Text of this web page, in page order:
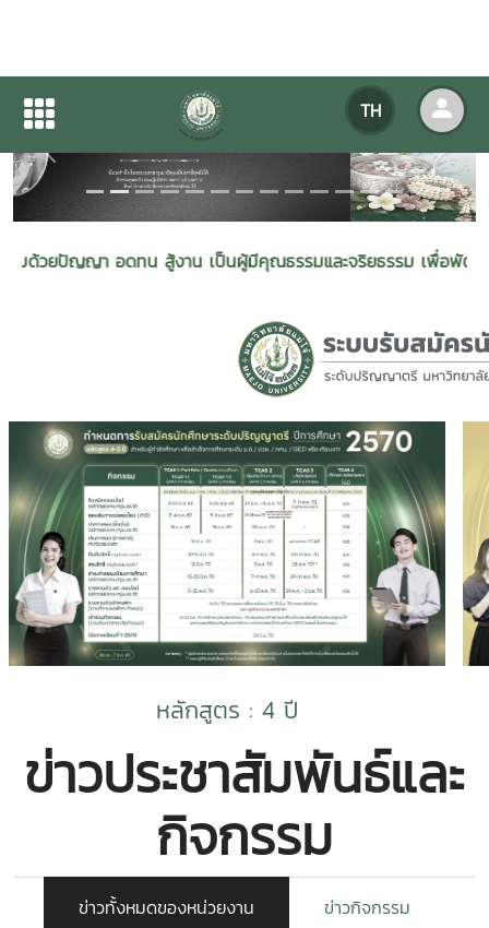
TH
Previous
Next
งาน เป็นผู้มีคุณธรรมและจริยธรรม เพื่อพัฒนาพลังงานและรอง
หลักสูตร : 4 ปี
ข่าวประชาสัมพันธ์และ
กิจกรรม
ข่าวทั้งหมดของหน่วยงาน ข่าวกิจกรรม